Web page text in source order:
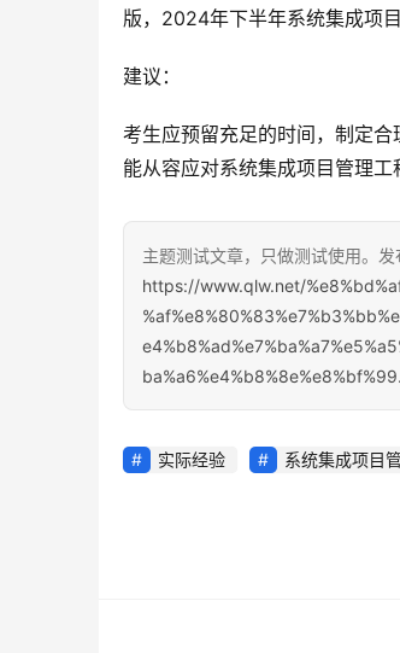
版，2024年下半年系统集成项
建议：
考生应预留充足的时间，制定
能从容应对系统集成项目管理工
主题测试文章，只做测试使用。
https://www.qlw.net/
实际经验 系统集成项目